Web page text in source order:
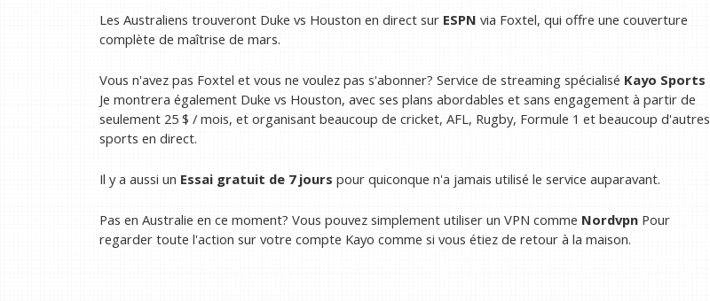
Les Australiens trouveront Duke vs Houston en direct sur ESPN via Foxtel, qui offre une couverture
complète de maîtrise de mars.
Vous n'avez pas Foxtel et vous ne voulez pas s'abonner? Service de streaming spécialisé Kayo Sports
Je montrera également Duke vs Houston, avec ses plans abordables et sans engagement à partir de
seulement 25 $ / mois, et organisant beaucoup de cricket, AFL, Rugby, Formule 1 et beaucoup d'autres
sports en direct.
Il y a aussi un Essai gratuit de 7 jours pour quiconque n'a jamais utilisé le service auparavant.
Pas en Australie en ce moment? Vous pouvez simplement utiliser un VPN comme Nordvpn Pour
regarder toute l'action sur votre compte Kayo comme si vous étiez de retour à la maison.